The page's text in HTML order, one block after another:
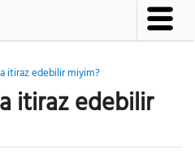
itiraz edebilir miyim?
itiraz edebilir